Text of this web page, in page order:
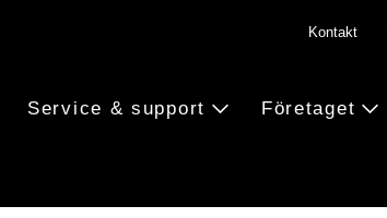
Service & support Företaget
Kontakt